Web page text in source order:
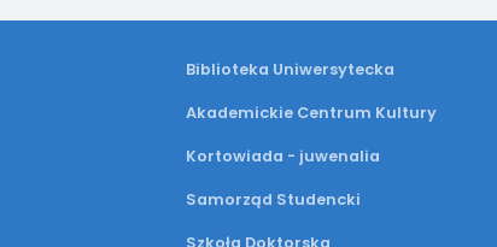
Biblioteka Uniwersytecka
Akademickie Centrum Kultury
Kortowiada - juwenalia
Samorząd Studencki
Szkoła Doktorska